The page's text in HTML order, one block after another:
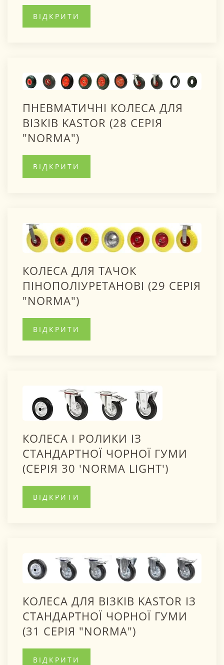
ВІДКРИТИ
ПНЕВМАТИЧНІ КОЛЕСА ДЛЯ
ВІЗКІВ KASTOR (28 СЕРІЯ
"NORMA")
ВІДКРИТИ
КОЛЕСА ДЛЯ ТАЧОК
ПІНОПОЛІУРЕТАНОВІ (29 СЕРІЯ
"NORMA")
ВІДКРИТИ
КОЛЕСА І РОЛИКИ ІЗ
СТАНДАРТНОЇ ЧОРНОЇ ГУМИ
(СЕРІЯ 30 'NORMA LIGHT')
ВІДКРИТИ
КОЛЕСА ДЛЯ ВІЗКІВ KASTOR ІЗ
СТАНДАРТНОЇ ЧОРНОЇ ГУМИ
(31 СЕРІЯ "NORMA")
ВІДКРИТИ